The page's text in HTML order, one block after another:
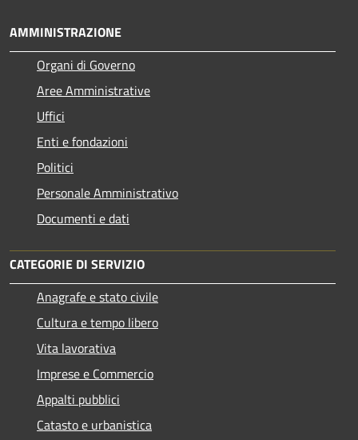
AMMINISTRAZIONE
Organi di Governo
Aree Amministrative
Uffici
Enti e fondazioni
Politici
Personale Amministrativo
Documenti e dati
CATEGORIE DI SERVIZIO
Anagrafe e stato civile
Cultura e tempo libero
Vita lavorativa
Imprese e Commercio
Appalti pubblici
Catasto e urbanistica